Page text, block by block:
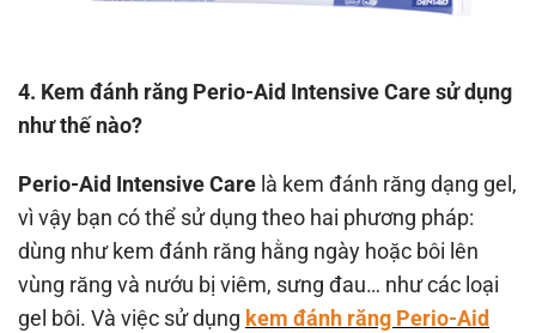
4. Kem đánh răng Perio-Aid Intensive Care sử dụng
như thế nào?
Perio-Aid Intensive Care là kem đánh răng dạng gel,
vì vậy bạn có thể sử dụng theo hai phương pháp:
dùng như kem đánh răng hằng ngày hoặc bôi lên
vùng răng và nướu bị viêm, sưng đau… như các loại
gel bôi. Và việc sử dụng kem đánh răng Perio-Aid